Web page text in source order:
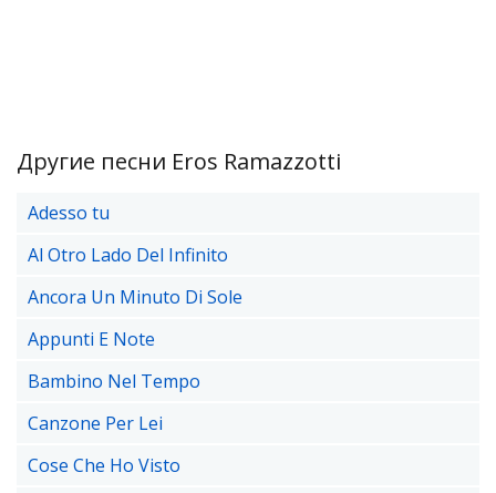
Другие песни Eros Ramazzotti
Adesso tu
Al Otro Lado Del Infinito
Ancora Un Minuto Di Sole
Appunti E Note
Bambino Nel Tempo
Canzone Per Lei
Cose Che Ho Visto